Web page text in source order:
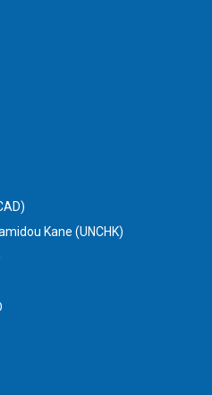
Kane (UNCHK)